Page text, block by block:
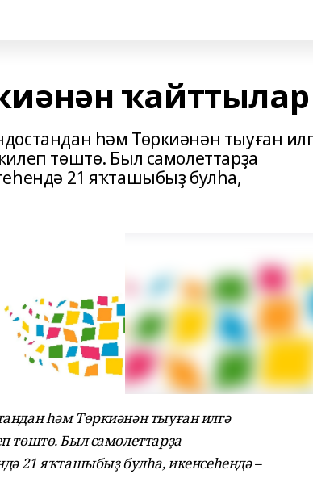
ҡайттылар
һәм Төркиәнән тыуған
төштө. Был самолеттарҙа
21 яҡташыбыҙ булһа,
һәм Төркиәнән тыуған илгә
төштө. Был самолеттарҙа
21 яҡташыбыҙ булһа, икенсеһендә –